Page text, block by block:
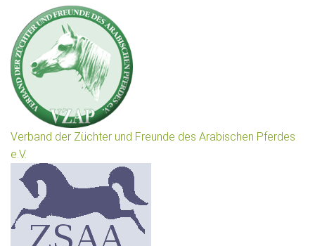
Verband der Züchter und Freunde des Arabischen Pferdes
e.V.